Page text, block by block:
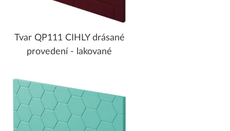
Tvar QP111 CIHLY drásané
provedení - lakované